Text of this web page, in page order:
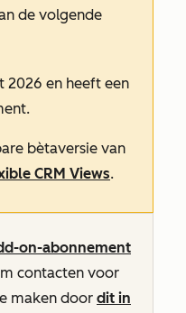
de volgende
2026 en heeft een
.
bètaversie van
CRM Views.
on-abonnement
contacten voor
maken door dit in